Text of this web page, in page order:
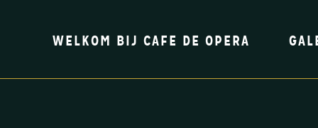
WELKOM BIJ CAFE DE OPERA